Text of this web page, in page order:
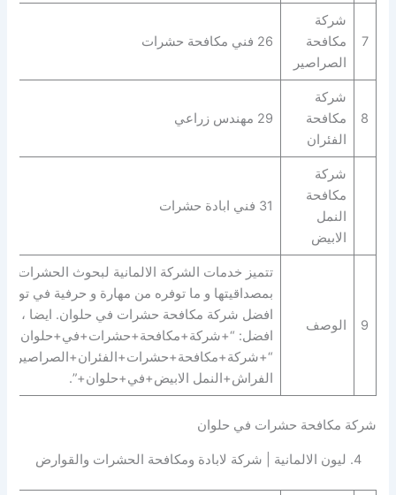
7
شركة
مكافحة
الصراصير
26 فني مكافحة حشرات
8
شركة
مكافحة
الفئران
29 مهندس زراعي
شركة
مكافحة
النمل
الابيض
31 فني ابادة حشرات
9 الوصف
تتميز خدمات الشركة الالمانية لبحوث الحشرات
بمصداقيتها و ما توفره من مهارة و حرفية في توفير
افضل شركة مكافحة حشرات في حلوان. ايضا ،
افضل: “+شركة+مكافحة+حشرات+في+حلوان+”
الفراش+النمل الابيض+في+حلوان+”.
شركة مكافحة حشرات في حلوان
4. ليون الالمانية | شركة لابادة ومكافحة الحشرات والقوارض